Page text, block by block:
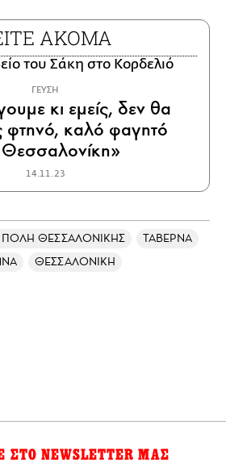
ΑΚΟΜΑ
ΓΕΥΣΗ
κι εμείς, δεν θα
φτηνό, καλό φαγητό
14.11.23
ΘΕΣΣΑΛΟΝΙΚΗΣ
ΤΑΒΕΡΝΑ
ΘΕΣΣΑΛΟΝΙΚΗ
ΣΤΟ NEWSLETTER ΜΑΣ